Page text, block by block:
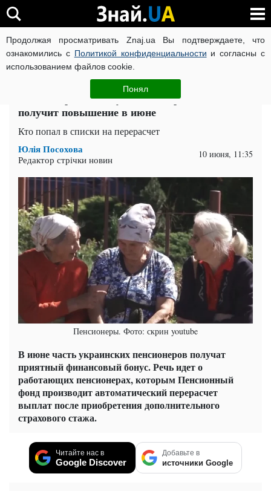
Продолжая просматривать Znaj.ua Вы подтверждаете, что
ознакомились с Политикой конфиденциальности и согласны с
использованием файлов cookie.
Понял
ВОЙНА РОССИИ ПРОТИВ УКРАИНЫ КОРОНАВИРУС В
ЧИТАТИ УКРАЇНСЬКОЮ
Пенсионерам накинут до 1200 гривен: кто
получит повышение в июне
Кто попал в списки на перерасчет
Юлія Посохова
Редактор стрічки новин 10 июня, 11:35
Пенсионеры. Фото: скрин youtube
В июне часть украинских пенсионеров получат
приятный финансовый бонус. Речь идет о
работающих пенсионерах, которым Пенсионный
фонд производит автоматический перерасчет
выплат после приобретения дополнительного
страхового стажа.
Читайте нас в
Google Discover
Добавьте в
источники Google